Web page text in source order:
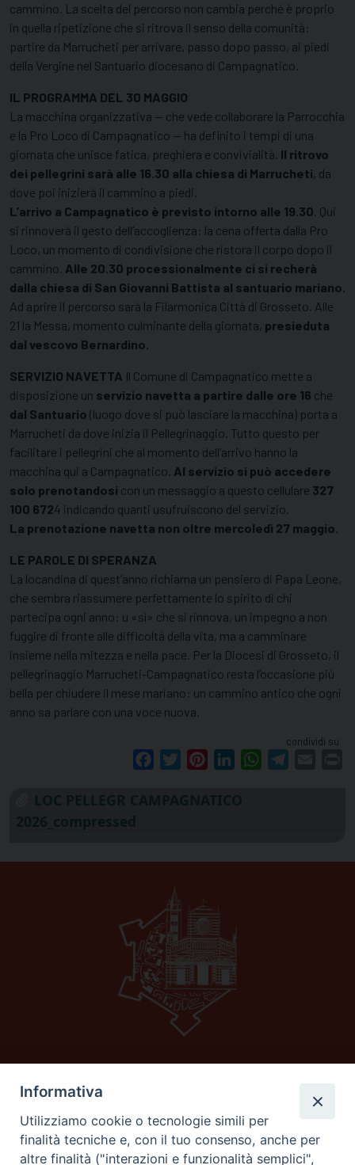
cammino. La scelta del percorso non cambia perché è proprio
in quella ripetizione che si ritrova il senso della comunità:
partire da Marrucheti per arrivare, passo dopo passo, ai piedi
della Vergine nel Santuario diocesano di Campagnatico.
IL PROGRAMMA DEL 30 MAGGIO
La macchina organizzativa — che vede collaborare la Parrocchia
e la Pro Loco di Campagnatico — ha definito i tempi di una
giornata che unisce fatica, preghiera e convivialità. Il ritrovo
dei pellegrini sarà alle 16.30 alla chiesa di Marrucheti, da
dove poi inizierà il cammino a piedi.
L’arrivo a Campagnatico è previsto intorno alle 19.30 . Qui
si rinnoverà il gesto dell’accoglienza: la cena offerta dalla Pro
Loco, un momento di condivisione che ristora il corpo dopo il
cammino. Alle 20.30 processionalmente ci si recherà
dalla chiesa di San Giovanni Battista al santuario mariano.
Ad aprire il percorso sarà la Filarmonica Città di Grosseto. Alle
21 la Messa, momento culminante della giornata, presieduta
dal vescovo Bernardino.
SERVIZIO NAVETTA Il Comune di Campagnatico mette a
disposizione un servizio navetta a partire dalle ore 16 che
dal Santuario (luogo dove si può lasciare la macchina) porta a
Marrucheti da dove inizia il Pellegrinaggio. Tutto questo per
facilitare i pellegrini che al momento dell’arrivo hanno la
macchina qui a Campagnatico. Al servizio si può accedere
solo prenotandosi con un messaggio a questo cellulare 327
100 6724 indicando quanti usufruiscono del servizio.
La prenotazione navetta non oltre mercoledì 27 maggio.
LE PAROLE DI SPERANZA
La locandina di quest’anno richiama un pensiero di Papa Leone,
che sembra riassumere perfettamente lo spirito di chi
partecipa ogni anno: u «sì» che si rinnova, un impegno a non
fuggire di fronte alle difficoltà della vita, ma a camminare
insieme nella mitezza e nella pace. Per la Diocesi di Grosseto, il
pellegrinaggio Marrucheti-Campagnatico resta l’occasione più
bella per chiudere il mese mariano: un cammino antico che ogni
anno sa parlare con una voce nuova.
condividi su
FacebookTwitterPinterestLinkedInWhatsApp
C.F. 80053900538
Corso carducci 11 58100 Grosseto (Gr)
Tel e fax 0564 29044
Informativa
Utilizziamo cookie o tecnologie simili per
finalità tecniche e, con il tuo consenso, anche per
altre finalità ("interazioni e funzionalità semplici",